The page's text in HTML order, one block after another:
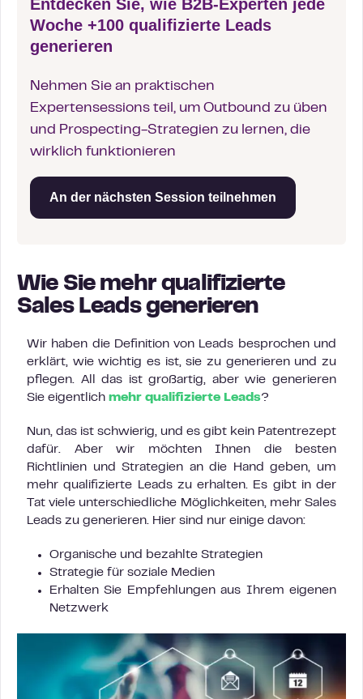
Entdecken Sie, wie B2B-Experten jede
Woche +100 qualifizierte Leads
generieren
Nehmen Sie an praktischen
Expertensessions teil, um Outbound zu üben
und Prospecting-Strategien zu lernen, die
wirklich funktionieren
An der nächsten Session teilnehmen
Wie Sie mehr qualifizierte
Sales Leads generieren
Wir haben die Definition von Leads besprochen und
erklärt, wie wichtig es ist, sie zu generieren und zu
pflegen. All das ist großartig, aber wie generieren
Sie eigentlich mehr qualifizierte Leads?
Nun, das ist schwierig, und es gibt kein Patentrezept
dafür. Aber wir möchten Ihnen die besten
Richtlinien und Strategien an die Hand geben, um
mehr qualifizierte Leads zu erhalten. Es gibt in der
Tat viele unterschiedliche Möglichkeiten, mehr Sales
Leads zu generieren. Hier sind nur einige davon:
Organische und bezahlte Strategien
Strategie für soziale Medien
Erhalten Sie Empfehlungen aus Ihrem eigenen
Netzwerk